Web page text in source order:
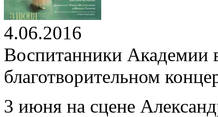
4.06.2016
Воспитанники Академии
благотворительном
3 июня на сцене